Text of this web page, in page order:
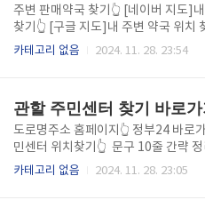
원 공영주차장 – 블루보틀과 가장 가
약 3분요금: 기본 30분 1,000원 / 이후
추가꿀팁:주말 오전에 방문: 오후에는
차기 때문에 아침 시간대 방문이 유리
주변 판매약국 찾기👆 [네이버 지도]
찾기👆 [구글 지도]내 주변 약국 위치
이 필요할 때, 내 주변 약국을 빠르게
바로 확인해보세요!" 1. 약국 찾기 방
용검색창에 "내 주변 약국" 입력구글
서 "내 주변 약국"을 검색하면 가장 가
시됩니다.약국 이름을 클릭하면 운영
길 찾기를 확인할 수 있습니다.24시간
카테고리 없음 2024. 11. 28. 23:54
관할 주민센터 찾기 바로가
도로명주소 홈페이지👆 정부24 바로
민센터 위치찾기👆 문구 10줄 간략 정
카테고리 없음 2024. 11. 28. 23:05